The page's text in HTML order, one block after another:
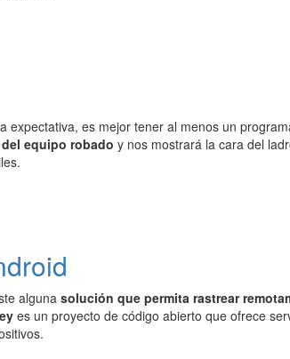
expectativa, es mejor tener al menos un
equipo robado y nos mostrará la cara del
alguna solución que permita rastrear
es un proyecto de código abierto que ofrece